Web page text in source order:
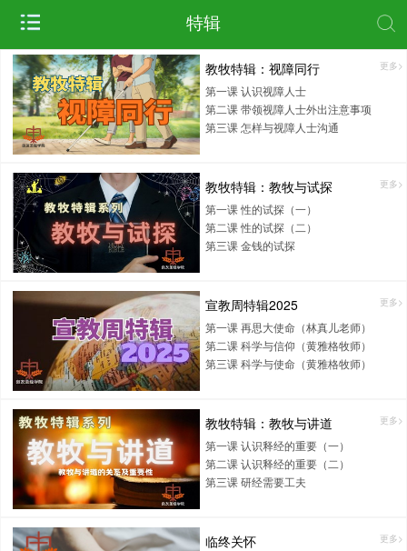
特辑
教牧特辑：视障同行 更多>
第一课 认识视障人士
第二课 带领视障人士外出注意事项
第三课 怎样与视障人士沟通
教牧特辑：教牧与试探 更多>
第一课 性的试探（一）
第二课 性的试探（二）
第三课 金钱的试探
宣教周特辑2025 更多>
第一课 再思大使命（林真儿老师）
第二课 科学与信仰（黄雅格牧师）
第三课 科学与使命（黄雅格牧师）
教牧特辑：教牧与讲道 更多>
第一课 认识释经的重要（一）
第二课 认识释经的重要（二）
第三课 研经需要工夫
临终关怀 更多>